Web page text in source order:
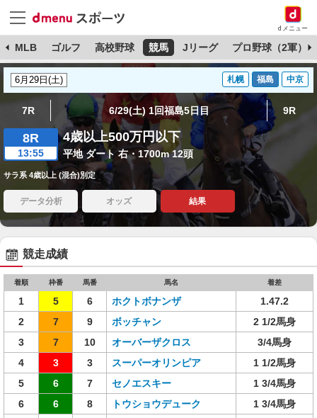
dメニュー
MLB ゴルフ 高校野球 競馬 Jリーグ プロ野球（2軍）
札幌 福島 中京
7R 6/29(土) 1回福島5日目 9R
8R
13:55
4歳以上500万円以下
平地 ダート 右・1700m 12頭
サラ系 4歳以上 (混合)別定
データ分析 オッズ 結果
競走成績
着順 枠番 馬番 馬名 着差
1 5 6 ホクトボナンザ
1.47.2
2
7 9 ボッチャン
2 1/2馬身
3
7 10 オーバーザクロス
3/4馬身
4
3 3 スーパーオリンピア
1 1/2馬身
5
6 7 セノエスキー
1 3/4馬身
6
6 8 トウショウデューク
1 3/4馬身